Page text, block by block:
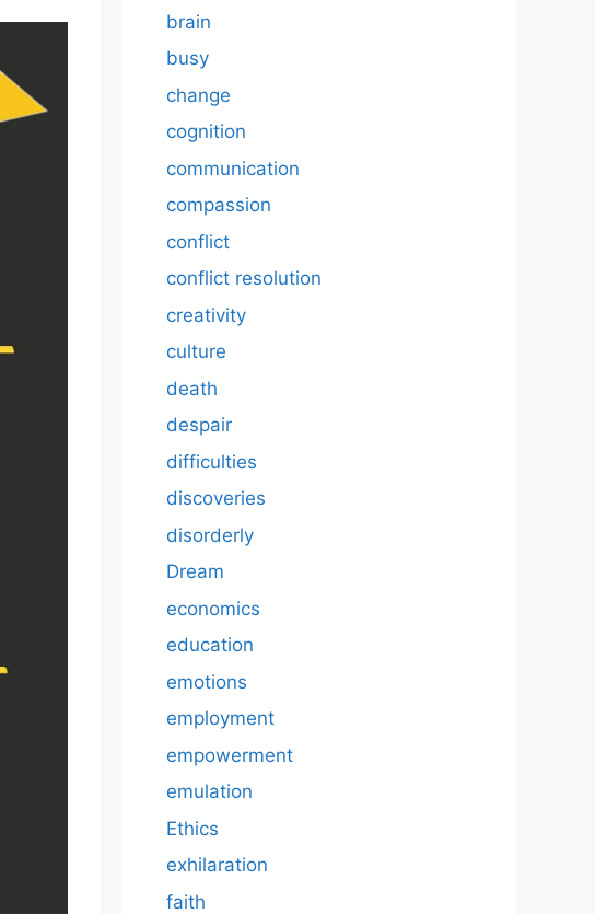
brain
busy
change
cognition
communication
compassion
conflict
conflict resolution
creativity
culture
death
despair
difficulties
discoveries
disorderly
Dream
economics
education
emotions
employment
empowerment
emulation
Ethics
exhilaration
faith